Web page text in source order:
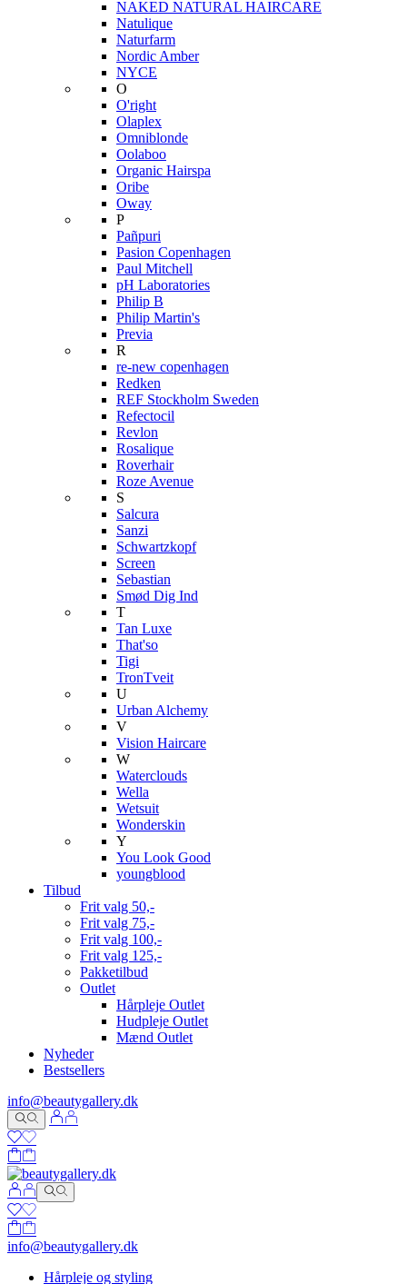
NAKED NATURAL HAIRCARE
Natulique
Naturfarm
Nordic Amber
NYCE
O
O'right
Olaplex
Omniblonde
Oolaboo
Organic Hairspa
Oribe
Oway
P
Pañpuri
Pasion Copenhagen
Paul Mitchell
pH Laboratories
Philip B
Philip Martin's
Previa
R
re-new copenhagen
Redken
REF Stockholm Sweden
Refectocil
Revlon
Rosalique
Roverhair
Roze Avenue
S
Salcura
Sanzi
Schwartzkopf
Screen
Sebastian
Smød Dig Ind
T
Tan Luxe
That'so
Tigi
TronTveit
U
Urban Alchemy
V
Vision Haircare
W
Waterclouds
Wella
Wetsuit
Wonderskin
Y
You Look Good
youngblood
Tilbud
Frit valg 50,-
Frit valg 75,-
Frit valg 100,-
Frit valg 125,-
Pakketilbud
Outlet
Hårpleje Outlet
Hudpleje Outlet
Mænd Outlet
Nyheder
Bestsellers
info@beautygallery.dk
info@beautygallery.dk
Hårpleje og styling